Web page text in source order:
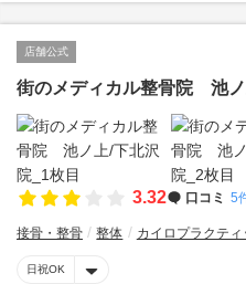
店舗公式
街のメディカル整骨院 池
3.32 口コミ 5
接骨・整骨 整体 カイロプラクティ
日祝OK